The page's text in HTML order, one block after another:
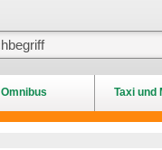
Omnibus Taxi und